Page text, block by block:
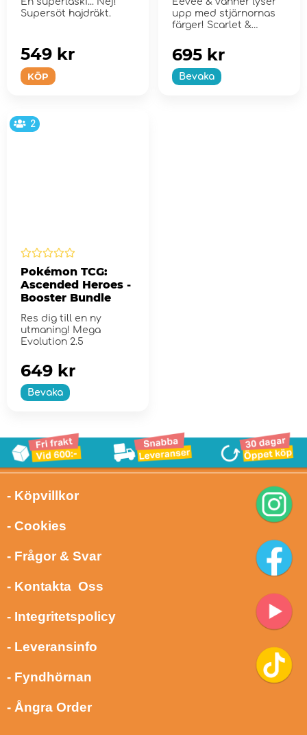
Supersöt hajdräkt.
KÖP
549 kr
upp med stjärnornas
färger! Scarlet &
Bevaka
695 kr
2
Pokémon TCG:
Ascended Heroes -
Booster Bundle
Res dig till en ny
utmaning! Mega
Evolution 2.5
Bevaka
649 kr
- Köpvillkor
- Cookies
- Frågor & Svar
- Kontakta Oss
- Integritetspolicy
- Leveransinfo
- Fyndhörnan
- Ångra Order